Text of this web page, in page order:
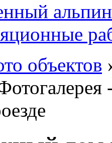
объектов